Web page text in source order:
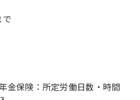
で
金保険：所定労働日数・時間